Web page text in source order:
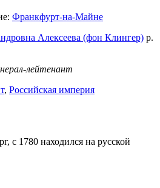
Франкфурт-на-Майне
Алексеева (фон Клингер) р.
лейтенант
, Российская империя
с 1780 находился на русской